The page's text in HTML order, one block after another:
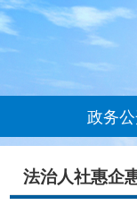
政务
法治人社惠企